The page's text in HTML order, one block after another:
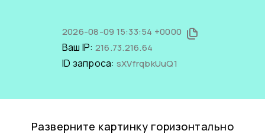
2026-08-09 15:33:54 +0000
Ваш IP: 216.73.216.64
ID запроса: sXVfrqbkUuQ1
Разверните картинку горизонтально